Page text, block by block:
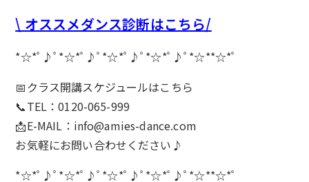
\ オススメダンス診断はこちら/
*☆*ﾟ♪ﾟ*☆*ﾟ♪ﾟ*☆*ﾟ♪ﾟ*☆*ﾟ♪ﾟ*☆**☆*ﾟ
📅クラス開講スケジュールはこちら
📞TEL：0120-065-999
📩E-MAIL： info@amies-dance.com
お気軽にお問い合わせください♪
*☆*ﾟ♪ﾟ*☆*ﾟ♪ﾟ*☆*ﾟ♪ﾟ*☆*ﾟ♪ﾟ*☆**☆*ﾟ